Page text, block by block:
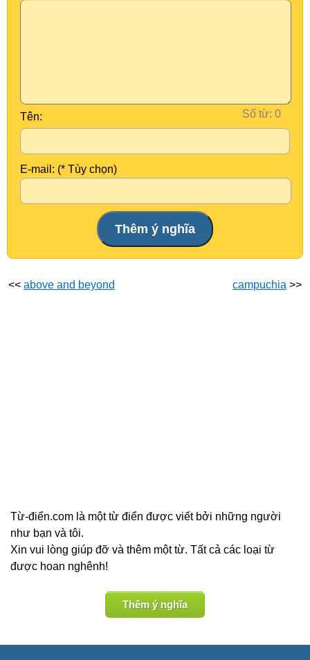
Số từ:
Tên:
E-mail: (* Tùy chọn)
<< above and beyond campuchia >>
Từ-điển.com là một từ điển được viết bởi những người
như bạn và tôi.
Xin vui lòng giúp đỡ và thêm một từ. Tất cả các loại từ
được hoan nghênh!
Thêm ý nghĩa